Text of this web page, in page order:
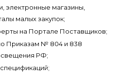
электронные магазины,
малых закупок;
на Портале Поставщиков;
Приказам № 804 и 838
РФ;